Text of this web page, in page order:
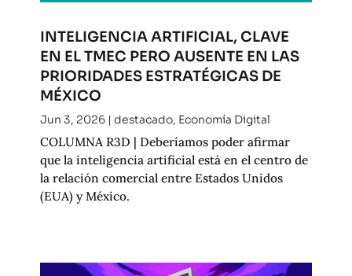
INTELIGENCIA ARTIFICIAL, CLAVE
EN EL TMEC PERO AUSENTE EN LAS
PRIORIDADES ESTRATÉGICAS DE
MÉXICO
Jun 3, 2026| destacado, Economía Digital
COLUMNA R3D | Deberíamos poder afirmar
que la inteligencia artificial está en el centro de
la relación comercial entre Estados Unidos
(EUA) y México.